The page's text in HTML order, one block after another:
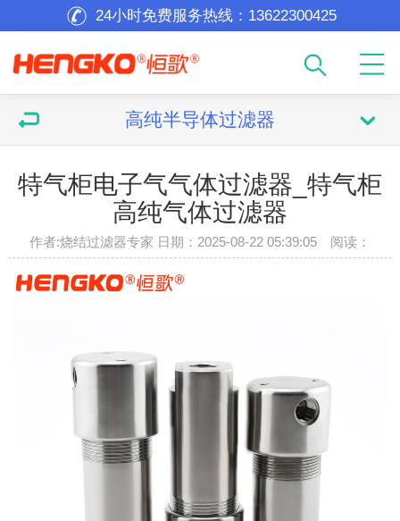
24小时免费服务热线： 13622300425
高纯半导体过滤器
特气柜电子气气体过滤器_特气柜
高纯气体过滤器
作者:烧结过滤器专家 日期：2025-08-22 05:39:05 阅读：